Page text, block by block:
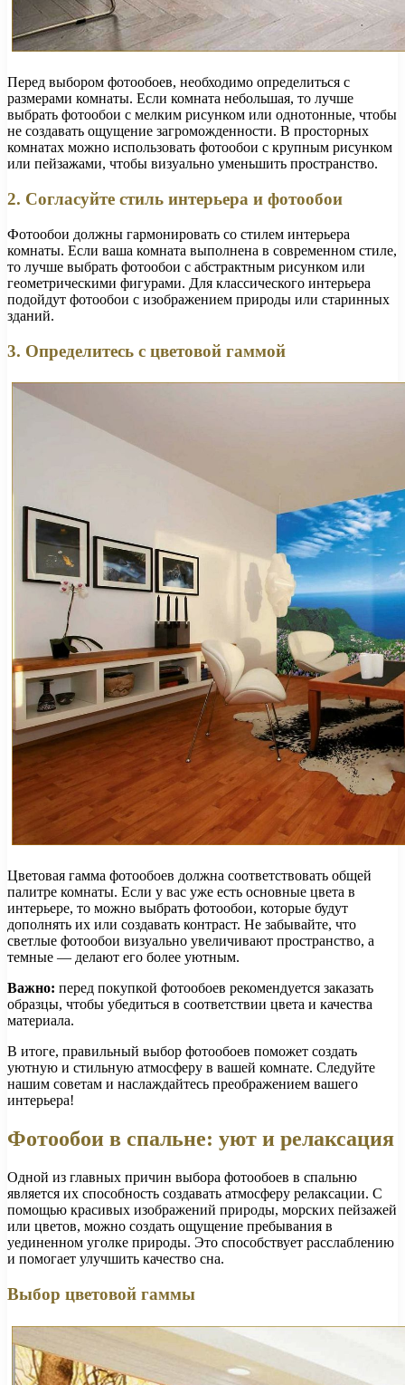
Перед выбором фотообоев, необходимо определиться с
размерами комнаты. Если комната небольшая, то лучше
выбрать фотообои с мелким рисунком или однотонные, чтобы
не создавать ощущение загроможденности. В просторных
комнатах можно использовать фотообои с крупным рисунком
или пейзажами, чтобы визуально уменьшить пространство.
2. Согласуйте стиль интерьера и фотообои
Фотообои должны гармонировать со стилем интерьера
комнаты. Если ваша комната выполнена в современном стиле,
то лучше выбрать фотообои с абстрактным рисунком или
геометрическими фигурами. Для классического интерьера
подойдут фотообои с изображением природы или старинных
зданий.
3. Определитесь с цветовой гаммой
Цветовая гамма фотообоев должна соответствовать общей
палитре комнаты. Если у вас уже есть основные цвета в
интерьере, то можно выбрать фотообои, которые будут
дополнять их или создавать контраст. Не забывайте, что
светлые фотообои визуально увеличивают пространство, а
темные — делают его более уютным.
Важно: перед покупкой фотообоев рекомендуется заказать
образцы, чтобы убедиться в соответствии цвета и качества
материала.
В итоге, правильный выбор фотообоев поможет создать
уютную и стильную атмосферу в вашей комнате. Следуйте
нашим советам и наслаждайтесь преображением вашего
интерьера!
Фотообои в спальне: уют и релаксация
Одной из главных причин выбора фотообоев в спальню
является их способность создавать атмосферу релаксации. С
помощью красивых изображений природы, морских пейзажей
или цветов, можно создать ощущение пребывания в
уединенном уголке природы. Это способствует расслаблению
и помогает улучшить качество сна.
Выбор цветовой гаммы